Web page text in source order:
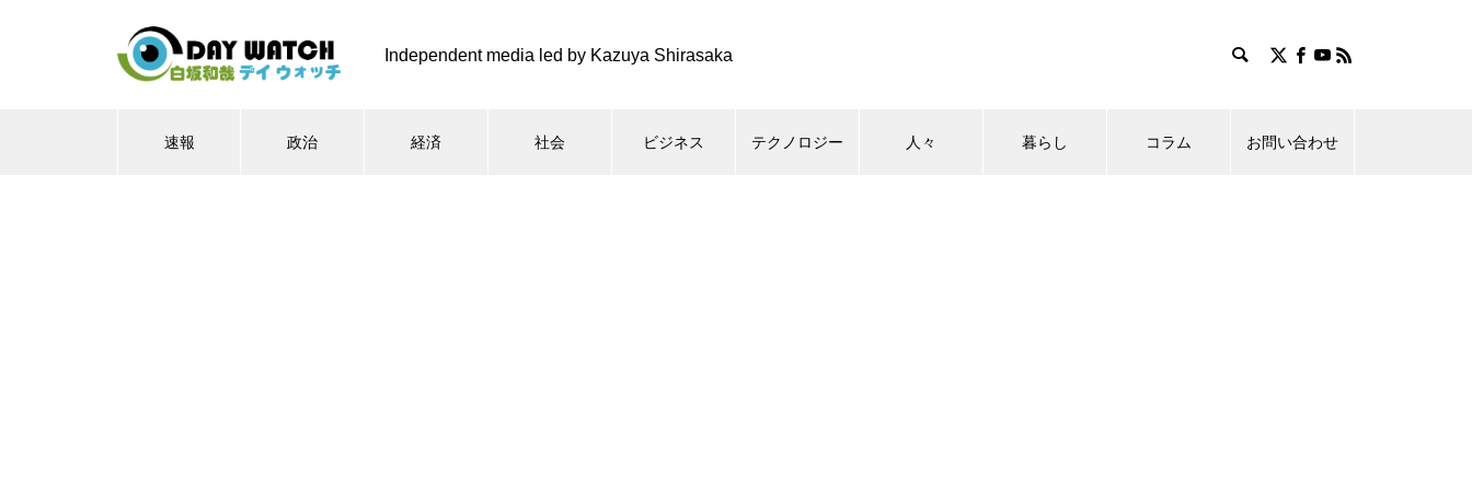
Independent media led by Kazuya Shirasaka
速報 政治 経済 社会 ビジネス テクノロジー 人々 暮らし コラム お問い合わせ